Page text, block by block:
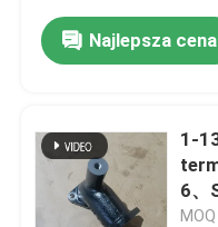
Najlepsza cena
1-
6、
MOQ